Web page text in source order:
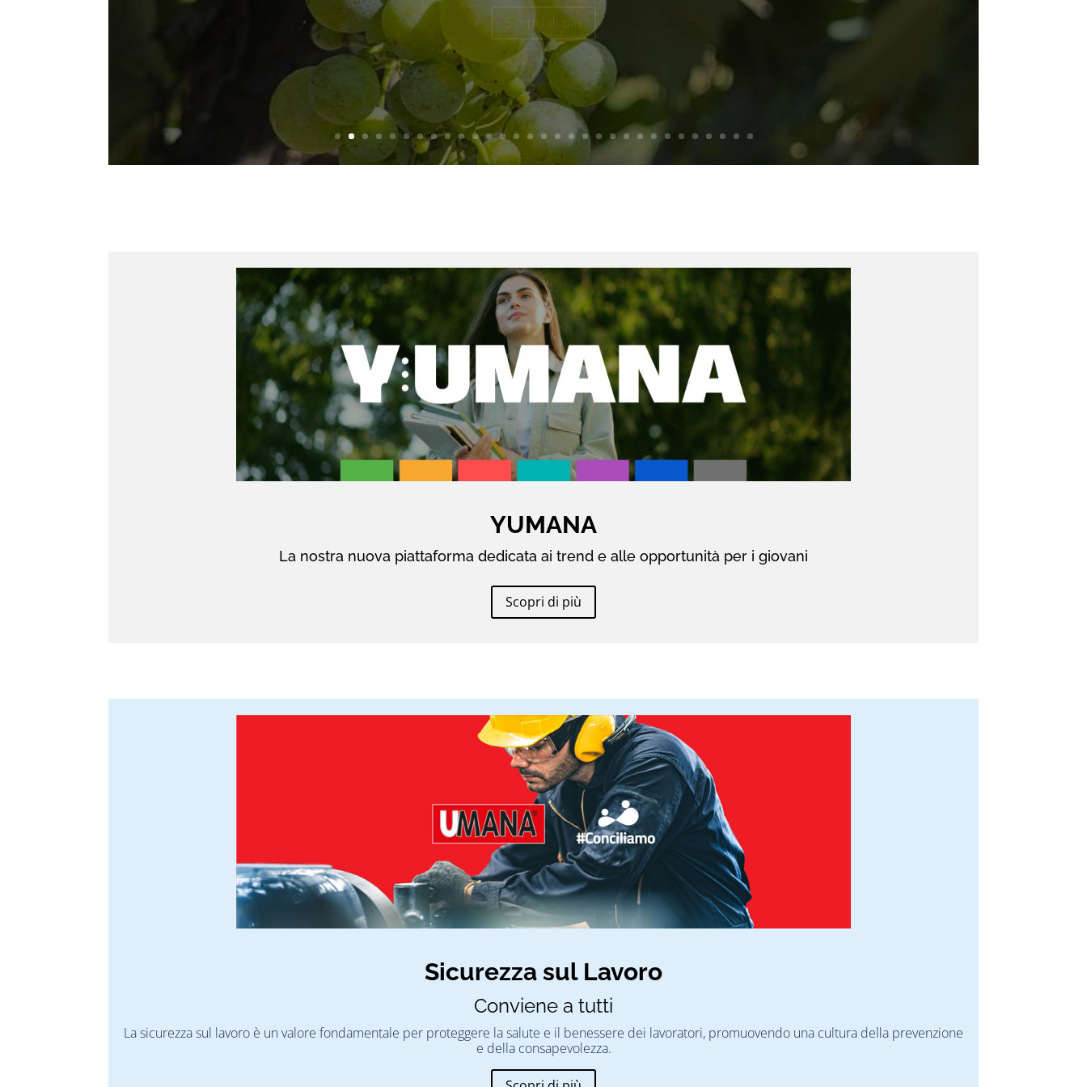
YUMANA
La nostra nuova piattaforma dedicata ai trend e alle opportunità per i giovani
Scopri di più
Sicurezza sul Lavoro
Conviene a tutti
La sicurezza sul lavoro è un valore fondamentale per proteggere la salute e il benessere dei lavoratori, promuovendo una cultura della prevenzione
e della consapevolezza.